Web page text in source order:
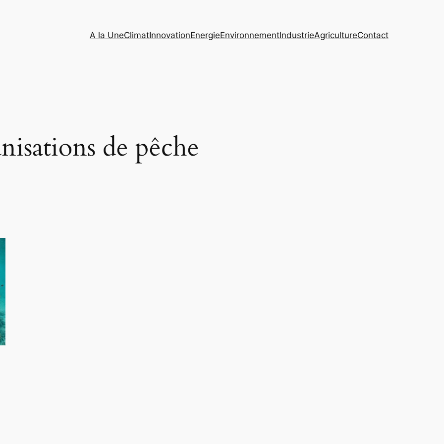
A la UneClimatInnovationEnergieEnvironnementIndustrieAgricultureContact
de pêche